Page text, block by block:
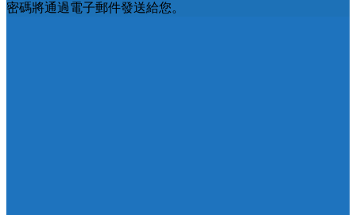
密碼將通過電子郵件發送給您。